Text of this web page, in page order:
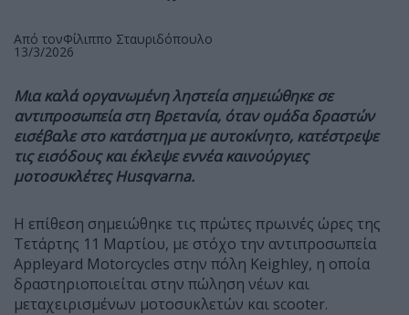
Από τονΦίλιππο Σταυριδόπουλο
13/3/2026
Μια καλά οργανωμένη ληστεία σημειώθηκε σε
αντιπροσωπεία στη Βρετανία, όταν ομάδα δραστών
εισέβαλε στο κατάστημα με αυτοκίνητο, κατέστρεψε
τις εισόδους και έκλεψε εννέα καινούργιες
μοτοσυκλέτες Husqvarna.
Η επίθεση σημειώθηκε τις πρώτες πρωινές ώρες της
Τετάρτης 11 Μαρτίου, με στόχο την αντιπροσωπεία
Appleyard Motorcycles στην πόλη Keighley, η οποία
δραστηριοποιείται στην πώληση νέων και
μεταχειρισμένων μοτοσυκλετών και scooter.